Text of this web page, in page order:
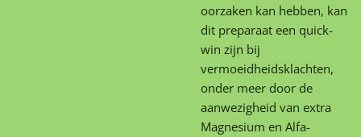
oorzaken kan hebben, kan
dit preparaat een quick-
win zijn bij
vermoeidheidsklachten,
onder meer door de
aanwezigheid van extra
Magnesium en Alfa-